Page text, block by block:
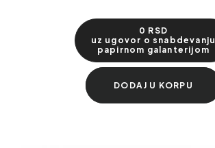
0 RSD
uz ugovor o snabdevanju
papirnom galanterijom
DODAJ U KORPU